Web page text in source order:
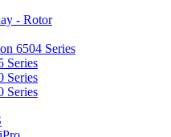
- Rotor
6504 Series
Series
Series
Series